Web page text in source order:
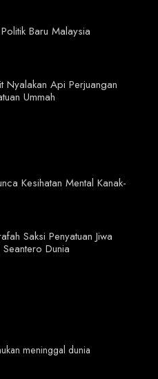
Baru Malaysia
Nyalakan Api Perjuangan
Ummah
Kesihatan Mental Kanak-
Saksi Penyatuan Jiwa
Seantero Dunia
meninggal dunia